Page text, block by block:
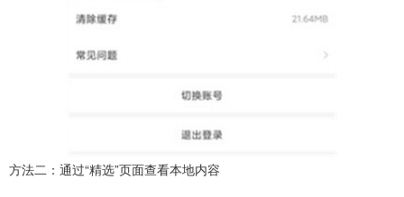
方法二：通过“精选”页面查看本地内容